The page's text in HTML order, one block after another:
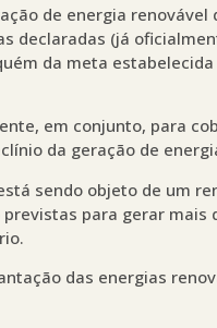
de energia renovável
declaradas (já
da meta estabelecida
em conjunto, para
da geração de
sendo objeto de um
para gerar mais
das energias